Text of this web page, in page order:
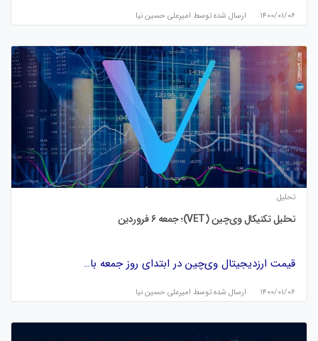
۱۴۰۰/۰۱/۰۶ ارسال شده توسط امیرعلی حسین نیا
تحلیل
تحلیل تکنیکال وی‌چین (VET)؛ جمعه ۶ فروردین
قیمت ارزدیجیتال وی‌چین در ابتدای روز جمعه با…
۱۴۰۰/۰۱/۰۶ ارسال شده توسط امیرعلی حسین نیا